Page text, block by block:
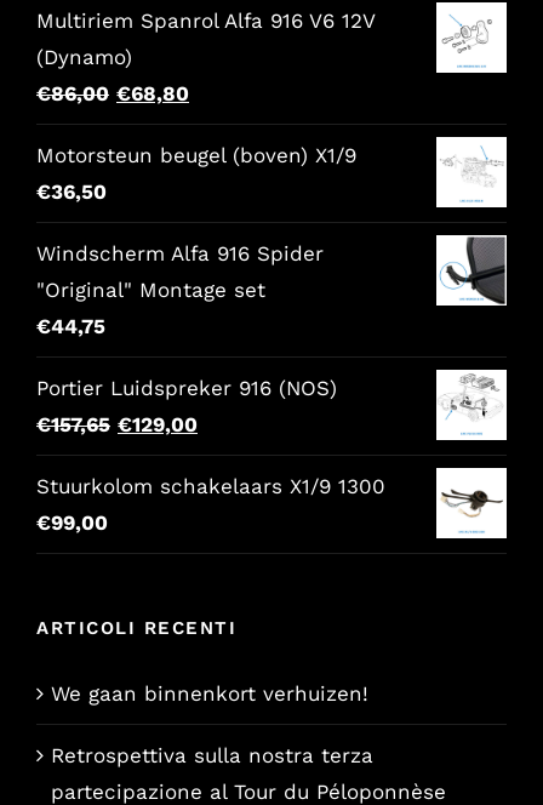
Multiriem Spanrol Alfa 916 V6 12V
(Dynamo)
€86,00 Il
prezzo
originale
€68,80Il
prezzo
attuale
Motorsteun beugel (boven) X1/9
€36,50
Windscherm Alfa 916 Spider
"Original" Montage set
€44,75
Portier Luidspreker 916 (NOS)
€157,65 Il
prezzo
originale
€129,00Il
prezzo
attuale
Stuurkolom schakelaars X1/9 1300
€99,00
ARTICOLI RECENTI
We gaan binnenkort verhuizen!
Retrospettiva sulla nostra terza
partecipazione al Tour du Péloponnèse